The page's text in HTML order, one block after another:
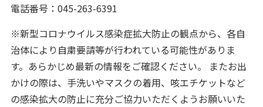
電話番号：045-263-6391
※新型コロナウイルス感染症拡大防止の観点から、各自
治体により自粛要請等が行われている可能性がありま
す。あらかじめ最新の情報をご確認ください。 またお出
かけの際は、手洗いやマスクの着用、咳エチケットなど
の感染拡大の防止に充分ご協力いただくようお願いいた